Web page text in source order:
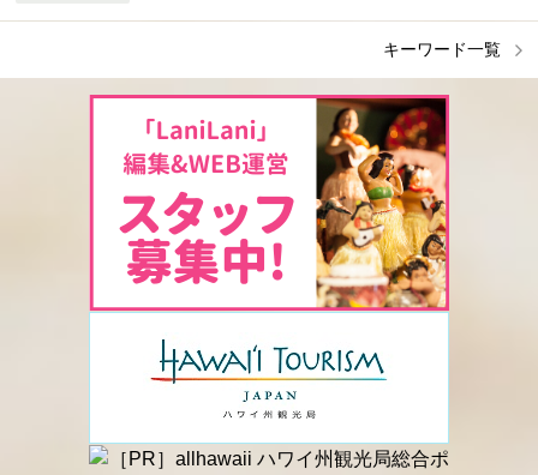
キーワード一覧